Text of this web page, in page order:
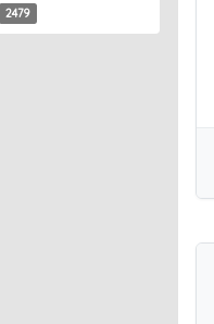
2479